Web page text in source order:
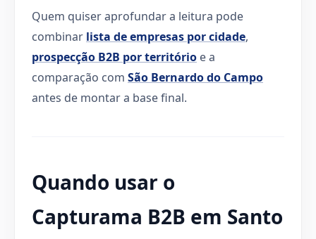
Quem quiser aprofundar a leitura pode
combinar lista de empresas por cidade,
prospecção B2B por território e a
comparação com São Bernardo do Campo
antes de montar a base final.
Quando usar o
Capturama B2B em Santo